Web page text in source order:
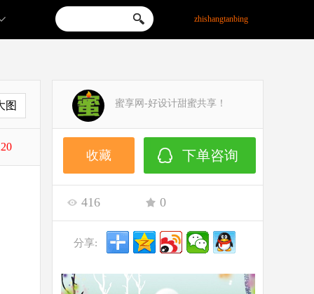
zhishangtanbing
图 蜜享网-好设计甜蜜共享！
收藏 下单咨询
416 0
分享: